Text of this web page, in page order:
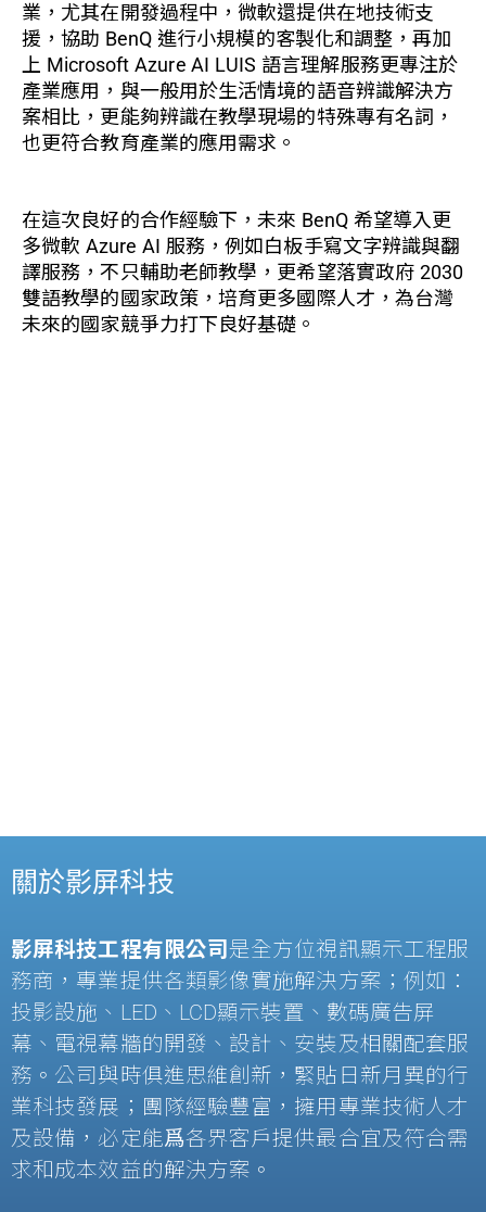
業，尤其在開發過程中，微軟還提供在地技術支
援，協助 BenQ 進行小規模的客製化和調整，再加
上 Microsoft Azure AI LUIS 語言理解服務更專注於
產業應用，與一般用於生活情境的語音辨識解決方
案相比，更能夠辨識在教學現場的特殊專有名詞，
也更符合教育產業的應用需求。
在這次良好的合作經驗下，未來 BenQ 希望導入更
多微軟 Azure AI 服務，例如白板手寫文字辨識與翻
譯服務，不只輔助老師教學，更希望落實政府 2030
雙語教學的國家政策，培育更多國際人才，為台灣
未來的國家競爭力打下良好基礎。
關於影屏科技
影屏科技工程有限公司是全方位視訊顯示工程服
務商，專業提供各類影像實施解決方案；例如：
投影設施、 LED 、 LCD顯示裝置、數碼廣告屏
幕、電視幕牆的開發、設計、安裝及相關配套服
務。公司與時俱進思維創新，緊貼日新月異的行
業科技發展；團隊經驗豐富，擁用專業技術人才
及設備，必定能爲各界客戶提供最合宜及符合需
求和成本效益的解決方案。